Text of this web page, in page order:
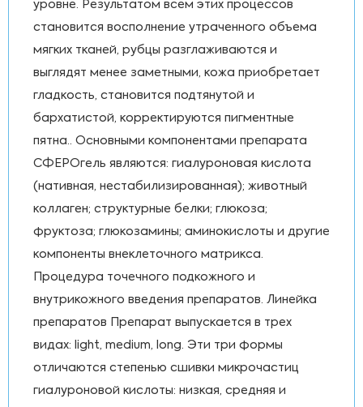
уровне. Результатом всем этих процессов
становится восполнение утраченного объема
мягких тканей, рубцы разглаживаются и
выглядят менее заметными, кожа приобретает
гладкость, становится подтянутой и
бархатистой, корректируются пигментные
пятна.. Основными компонентами препарата
СФЕРОгель являются: гиалуроновая кислота
(нативная, нестабилизированная); животный
коллаген; структурные белки; глюкоза;
фруктоза; глюкозамины; аминокислоты и другие
компоненты внеклеточного матрикса.
Процедура точечного подкожного и
внутрикожного введения препаратов. Линейка
препаратов Препарат выпускается в трех
видах: light, medium, long. Эти три формы
отличаются степенью сшивки микрочастиц
гиалуроновой кислоты: низкая, средняя и